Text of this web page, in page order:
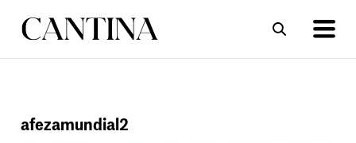
ΣΥΝΤΑΓΕΣ
afezamundial2